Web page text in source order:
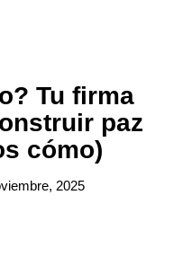
Tu firma
paz
cómo)
2025